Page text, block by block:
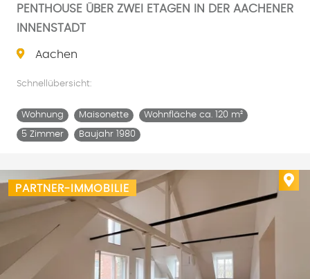
PENTHOUSE ÜBER ZWEI ETAGEN IN DER AACHENER
INNENSTADT
Aachen
Schnellübersicht:
Wohnung Maisonette Wohnfläche ca. 120 m²
5 Zimmer Baujahr 1980
PARTNER-IMMOBILIE